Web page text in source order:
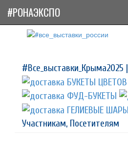
#Все_выставки_Крыма2025 |
Участникам, Посетителям
#РОНАЭКСПО